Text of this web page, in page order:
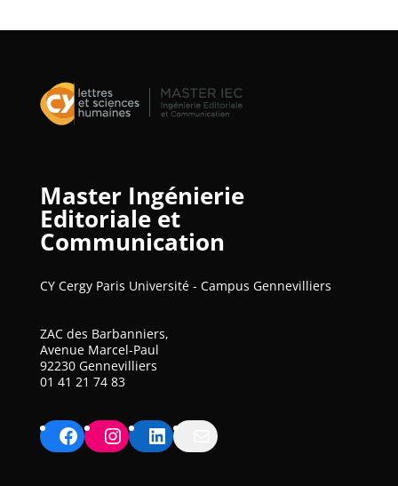
Master Ingénierie
Editoriale et
Communication
CY Cergy Paris Université - Campus Gennevilliers
ZAC des Barbanniers,
Avenue Marcel-Paul
92230 Gennevilliers
01 41 21 74 83
Facebook Instagram LinkedIn